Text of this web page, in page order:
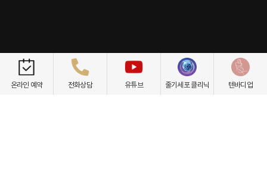
점
온라인 예약 전화상담 유튜브 줄기세포 클리닉 텐바디업